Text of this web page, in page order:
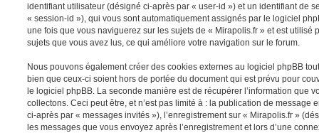
identifiant utilisateur (désigné ci-après par « user-id ») et un identifiant de
« session-id »), qui vous sont automatiquement assignés par le logiciel
une fois que vous naviguerez sur les sujets de « Mirapolis.fr » et est utilisé
sujets que vous avez lus, ce qui améliore votre navigation sur le forum.
Nous pouvons également créer des cookies externes au logiciel phpBB
bien que ceux-ci soient hors de portée du document qui est prévu pour
le logiciel phpBB. La seconde manière est de récupérer l’information que
collectons. Ceci peut être, et n’est pas limité à : la publication de message
ci-après par « messages invités »), l’enregistrement sur « Mirapolis.fr »
les messages que vous envoyez après l’enregistrement et lors d’une